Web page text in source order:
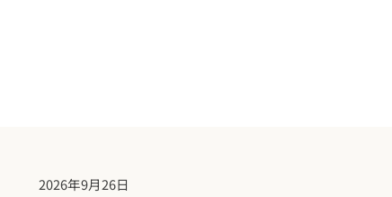
2026年9月26日